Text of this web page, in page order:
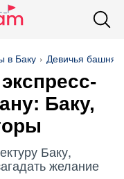
в Баку Девичья башня
Баку,
Баку,
желание